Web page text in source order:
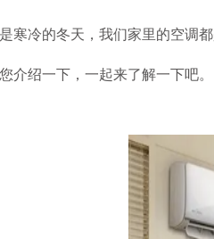
冷的冬天，我们家里的空调都
介绍一下，一起来了解一下吧。